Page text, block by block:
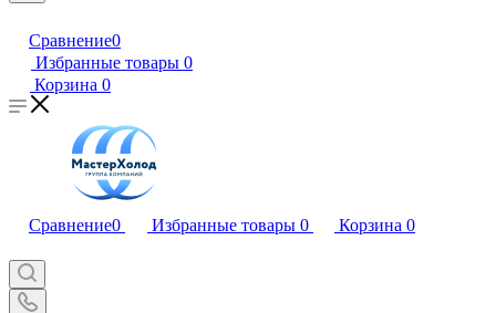
Сравнение0
Избранные товары 0
Корзина 0
Сравнение0 Избранные товары 0 Корзина 0